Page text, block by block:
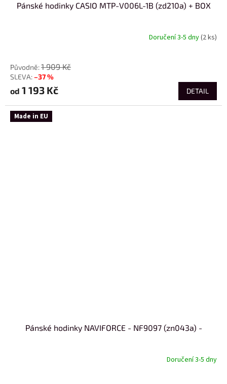
Pánské hodinky CASIO MTP-V006L-1B (zd210a) + BOX
Doručení 3-5 dny(2 ks)
1 909 Kč
–37 %
od 1 193 Kč DETAIL
Made in EU
Pánské hodinky NAVIFORCE - NF9097 (zn043a) -
Doručení 3-5 dny